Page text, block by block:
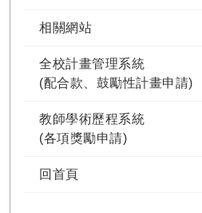
相關網站
全校計畫管理系統
(配合款、鼓勵性計畫申請)
教師學術歷程系統
(各項獎勵申請)
回首頁